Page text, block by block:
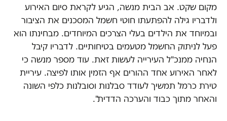
מקום שקט. אב הבית מנשה, הגיע לקראת סיום האירוע
ולדבריו גילה להפתעתו חוטי חשמל המסכנים את הציבור
ובמיוחד את הילדים בעלי הצרכים המיוחדים. מבחינתו הוא
פעל לניתוק החשמל מטעמים בטיחותיים. לדבריו קיבל
הנחיה ממנכ"ל העירייה לעשות זאת. עוד מספר מנשה כי
לאחר האירוע אחד ההורים אף הזמין אותו לפיצה. עיריית
טירת כרמל תמשיך לעודד סבלנות וסובלנות כלפי השונה
והאחר מתוך כבוד והערכה הדדית".